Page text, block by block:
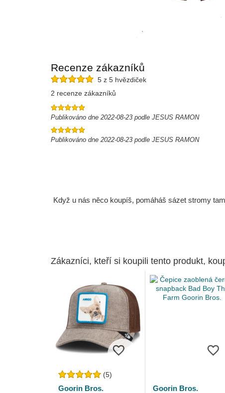
Recenze zákazníků
5 z 5 hvězdiček
2 recenze zákazníků
Publikováno dne 2022-08-23 podle JESUS RAMON
Publikováno dne 2022-08-23 podle JESUS RAMON
Když u nás něco koupíš, pomáháš sázet stromy
Zákazníci, kteří si koupili tento produkt,
(5)
Goorin Bros.
Goorin Bros.